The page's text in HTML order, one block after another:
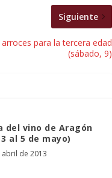
Siguiente
para la tercera edad
(sábado, 9)
del vino de Aragón
al 5 de mayo)
abril de 2013